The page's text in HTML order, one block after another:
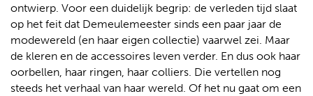
ontwierp. Voor een duidelijk begrip: de verleden tijd slaat
op het feit dat Demeulemeester sinds een paar jaar de
modewereld (en haar eigen collectie) vaarwel zei. Maar
de kleren en de accessoires leven verder. En dus ook haar
oorbellen, haar ringen, haar colliers. Die vertellen nog
steeds het verhaal van haar wereld. Of het nu gaat om een